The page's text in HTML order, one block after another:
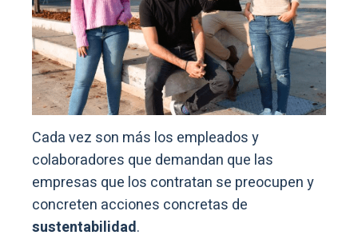
Cada vez son más los empleados y
colaboradores que demandan que las
empresas que los contratan se preocupen y
concreten acciones concretas de
sustentabilidad.